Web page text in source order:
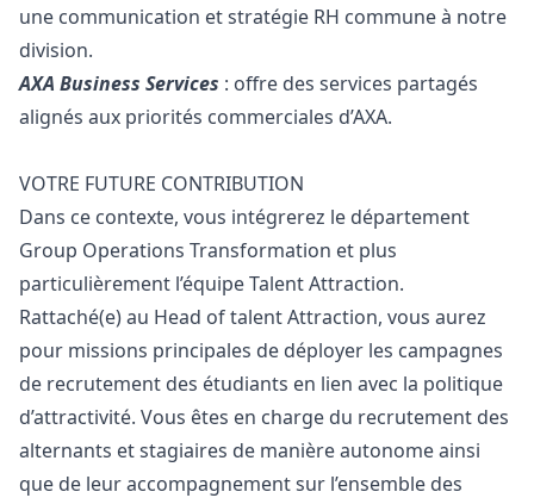
une communication et stratégie RH commune à notre
division.
AXA Business Services : offre des services partagés
alignés aux priorités commerciales d’AXA.
VOTRE FUTURE CONTRIBUTION
Dans ce contexte, vous intégrerez le département
Group Operations Transformation et plus
particulièrement l’équipe Talent Attraction.
Rattaché(e) au Head of talent Attraction, vous aurez
pour missions principales de déployer les campagnes
de recrutement des étudiants en lien avec la politique
d’attractivité. Vous êtes en charge du recrutement des
alternants et stagiaires de manière autonome ainsi
que de leur accompagnement sur l’ensemble des